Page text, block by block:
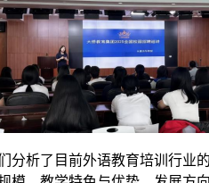
分析了目前外语教育培训 行业